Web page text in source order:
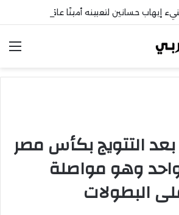
التتويج بكأس مصر
وهو مواصلة
البطولات